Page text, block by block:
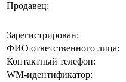
Продавец:
Зарегистрирован:
ФИО ответственного лица:
Контактный телефон:
WM-идентификатор: